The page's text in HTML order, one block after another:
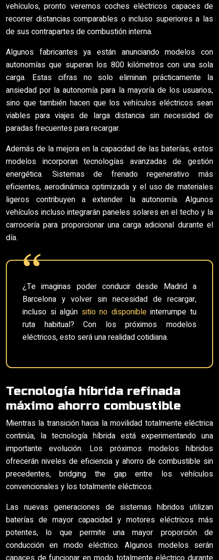
vehículos, pronto veremos coches eléctricos capaces de
recorrer distancias comparables o incluso superiores a las
de sus contrapartes de combustión interna.
Algunos fabricantes ya están anunciando modelos con
autonomías que superan los 800 kilómetros con una sola
carga. Estas cifras no solo eliminan prácticamente la
ansiedad por la autonomía para la mayoría de los usuarios,
sino que también hacen que los vehículos eléctricos sean
viables para viajes de larga distancia sin necesidad de
paradas frecuentes para recargar.
Además de la mejora en la capacidad de las baterías, estos
modelos incorporan tecnologías avanzadas de gestión
energética. Sistemas de frenado regenerativo más
eficientes, aerodinámica optimizada y el uso de materiales
ligeros contribuyen a extender la autonomía. Algunos
vehículos incluso integrarán paneles solares en el techo y la
carrocería para proporcionar una carga adicional durante el
día.
¿Te imaginas poder conducir desde Madrid a
Barcelona y volver sin necesidad de recargar,
incluso si algún sitio no disponibleinterrumpe tu
ruta habitual? Con los próximos modelos
eléctricos, esto será una realidad cotidiana.
Tecnología híbrida refinada
máximo ahorro combustible
Mientras la transición hacia la movilidad totalmente eléctrica
continúa, la tecnología híbrida está experimentando una
importante evolución. Los próximos modelos híbridos
ofrecerán niveles de eficiencia y ahorro de combustible sin
precedentes, bridging the gap entre los vehículos
convencionales y los totalmente eléctricos.
Las nuevas generaciones de sistemas híbridos utilizan
baterías de mayor capacidad y motores eléctricos más
potentes, lo que permite una mayor proporción de
conducción en modo eléctrico. Algunos modelos serán